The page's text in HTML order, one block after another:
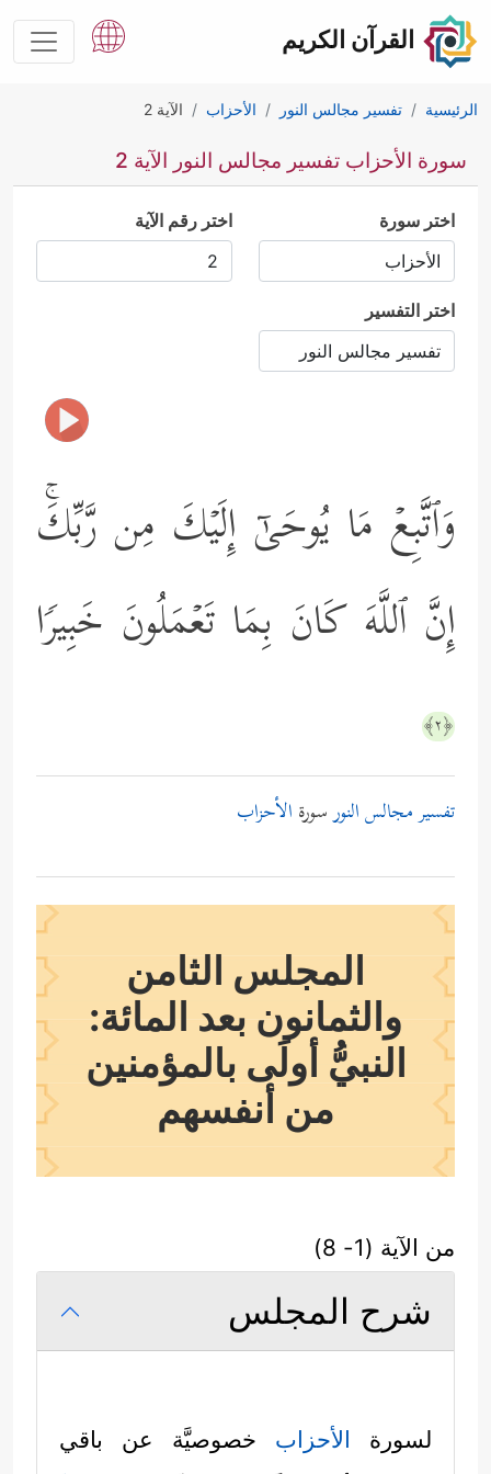
القرآن الكريم
الرئيسية تفسير مجالس النور الأحزاب الآية 2
سورة الأحزاب تفسير مجالس النور الآية 2
اختر سورة اختر رقم الآية
اختر التفسير
وَٱتَّبِعۡ مَا یُوحَىٰۤ إِلَیۡكَ مِن رَّبِّكَۚ
إِنَّ ٱللَّهَ كَانَ بِمَا تَعۡمَلُونَ خَبِیرࣰا
﴿٢﴾
تفسير مجالس النورسورة الأحزاب
المجلس الثامن
والثمانون بعد المائة:
النبيُّ أولَى بالمؤمنين
من أنفسهم
من الآية (1- 8)
شرح المجلس
لسورة الأحزاب خصوصيَّة عن باقي